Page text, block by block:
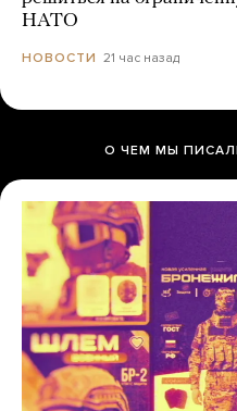
НАТО
НОВОСТИ 21 час назад
О ЧЕМ МЫ